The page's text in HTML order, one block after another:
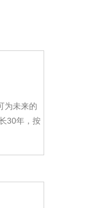
为未来的
30年，按